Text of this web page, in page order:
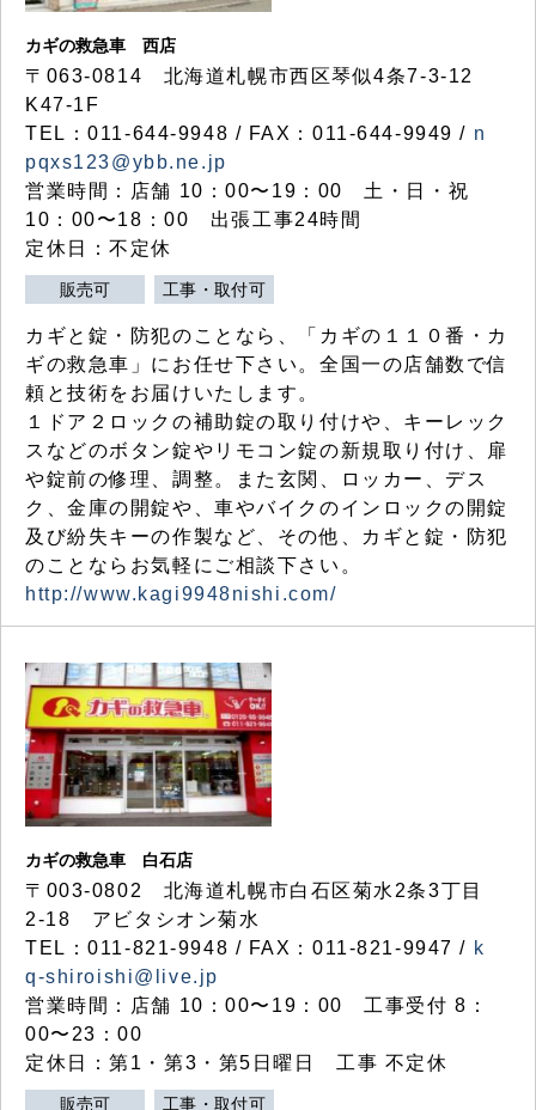
カギの救急車 西店
〒063-0814 北海道札幌市西区琴似4条7-3-12
K47-1F
TEL：011-644-9948 / FAX：011-644-9949 / n
pqxs123@ybb.ne.jp
営業時間：店舗 10：00〜19：00 土・日・祝
10：00〜18：00 出張工事24時間
定休日：不定休
販売可 工事・取付可
カギと錠・防犯のことなら、「カギの１１０番・カ
ギの救急車」にお任せ下さい。全国一の店舗数で信
頼と技術をお届けいたします。
１ドア２ロックの補助錠の取り付けや、キーレック
スなどのボタン錠やリモコン錠の新規取り付け、扉
や錠前の修理、調整。また玄関、ロッカー、デス
ク、金庫の開錠や、車やバイクのインロックの開錠
及び紛失キーの作製など、その他、カギと錠・防犯
のことならお気軽にご相談下さい。
http://www.kagi9948nishi.com/
カギの救急車 白石店
〒003-0802 北海道札幌市白石区菊水2条3丁目
2-18 アビタシオン菊水
TEL：011-821-9948 / FAX：011-821-9947 / k
q-shiroishi@live.jp
営業時間：店舗 10：00〜19：00 工事受付 8：
00〜23：00
定休日：第1・第3・第5日曜日 工事 不定休
販売可 工事・取付可